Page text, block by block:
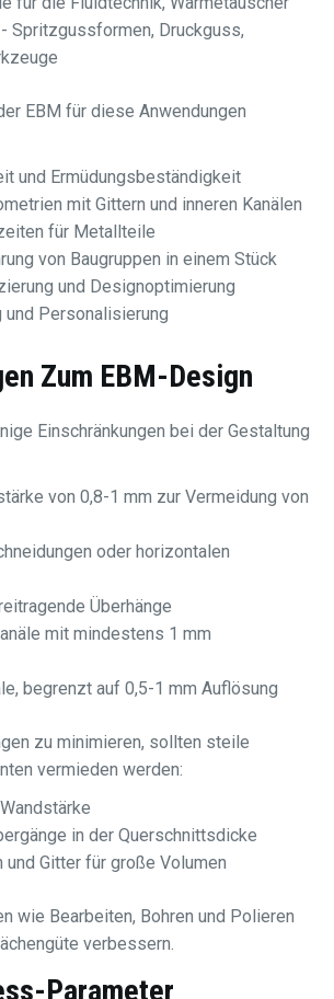
Spritzgussformen, Druckguss,
EBM für diese Anwendungen
und Ermüdungsbeständigkeit
mit Gittern und inneren Kanälen
für Metallteile
von Baugruppen in einem Stück
und Designoptimierung
und Personalisierung
Zum EBM-Design
Einschränkungen bei der Gestaltung
von 0,8-1 mm zur Vermeidung von
oder horizontalen
Überhänge
mit mindestens 1 mm
begrenzt auf 0,5-1 mm Auflösung
zu minimieren, sollten steile
vermieden werden:
in der Querschnittsdicke
und Gitter für große Volumen
wie Bearbeiten, Bohren und Polieren
verbessern.
Parameter